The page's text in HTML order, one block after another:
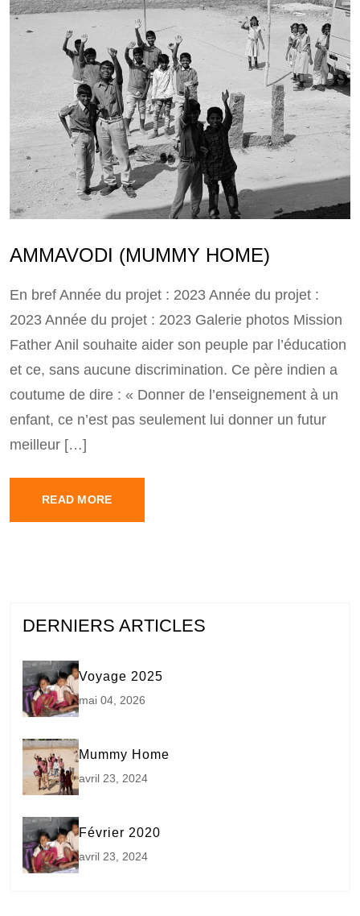
AMMAVODI (MUMMY HOME)
En bref Année du projet : 2023 Année du projet :
2023 Année du projet : 2023 Galerie photos Mission
Father Anil souhaite aider son peuple par l’éducation
et ce, sans aucune discrimination. Ce père indien a
coutume de dire : « Donner de l’enseignement à un
enfant, ce n’est pas seulement lui donner un futur
meilleur […]
READ MORE
DERNIERS ARTICLES
Voyage 2025
mai 04, 2026
Mummy Home
avril 23, 2024
Février 2020
avril 23, 2024